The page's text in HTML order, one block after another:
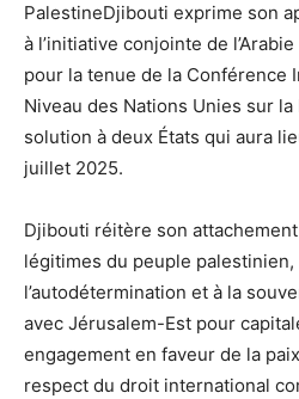
PalestineDjibouti exprime son
à l’initiative conjointe de
pour la tenue de la Conférence
Niveau des Nations Unies sur
solution à deux États qui aura
juillet 2025.
Djibouti réitère son
légitimes du peuple
l’autodétermination et à la
avec Jérusalem-Est pour
engagement en faveur de la
respect du droit international